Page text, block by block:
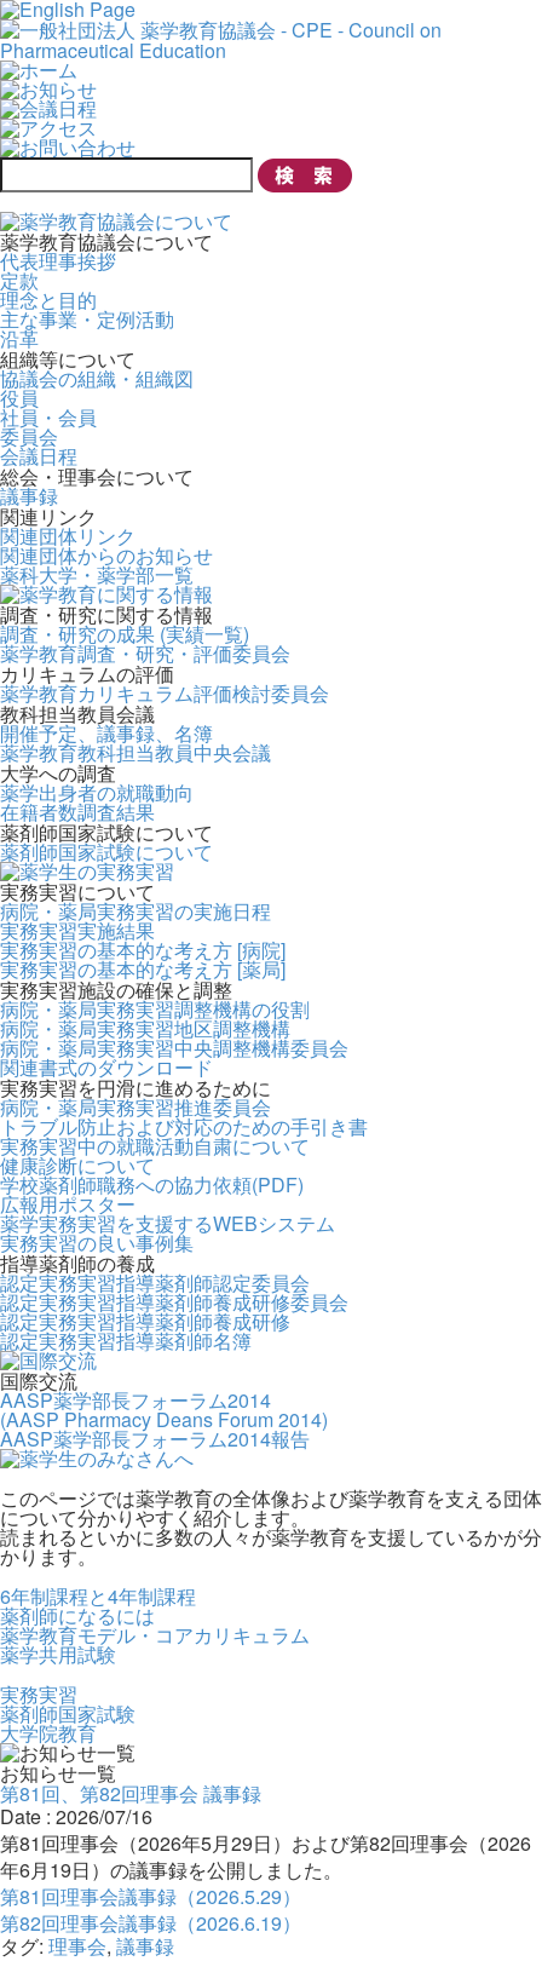
薬学教育協議会について
代表理事挨拶
定款
理念と目的
主な事業・定例活動
沿革
組織等について
協議会の組織・組織図
役員
社員・会員
委員会
会議日程
総会・理事会について
議事録
関連リンク
関連団体リンク
関連団体からのお知らせ
薬科大学・薬学部一覧
調査・研究に関する情報
調査・研究の成果 (実績一覧)
薬学教育調査・研究・評価委員会
カリキュラムの評価
薬学教育カリキュラム評価検討委員会
教科担当教員会議
開催予定、議事録、名簿
薬学教育教科担当教員中央会議
大学への調査
薬学出身者の就職動向
在籍者数調査結果
薬剤師国家試験について
薬剤師国家試験について
実務実習について
病院・薬局実務実習の実施日程
実務実習実施結果
実務実習の基本的な考え方 [病院]
実務実習の基本的な考え方 [薬局]
実務実習施設の確保と調整
病院・薬局実務実習調整機構の役割
病院・薬局実務実習地区調整機構
病院・薬局実務実習中央調整機構委員会
関連書式のダウンロード
実務実習を円滑に進めるために
病院・薬局実務実習推進委員会
トラブル防止および対応のための手引き書
実務実習中の就職活動自粛について
健康診断について
学校薬剤師職務への協力依頼(PDF)
広報用ポスター
薬学実務実習を支援するWEBシステム
実務実習の良い事例集
指導薬剤師の養成
認定実務実習指導薬剤師認定委員会
認定実務実習指導薬剤師養成研修委員会
認定実務実習指導薬剤師養成研修
認定実務実習指導薬剤師名簿
国際交流
AASP薬学部長フォーラム2014
(AASP Pharmacy Deans Forum 2014)
AASP薬学部長フォーラム2014報告
このページでは薬学教育の全体像および薬学教育を支える団体
について分かりやすく紹介します。
読まれるといかに多数の人々が薬学教育を支援しているかが分
かります。
6年制課程と4年制課程
薬剤師になるには
薬学教育モデル・コアカリキュラム
薬学共用試験
実務実習
薬剤師国家試験
大学院教育
お知らせ一覧
第81回、第82回理事会 議事録
Date : 2026/07/16
第81回理事会（2026年5月29日）および第82回理事会（2026
年6月19日）の議事録を公開しました。
第81回理事会議事録（2026.5.29）
第82回理事会議事録（2026.6.19）
タグ: 理事会, 議事録